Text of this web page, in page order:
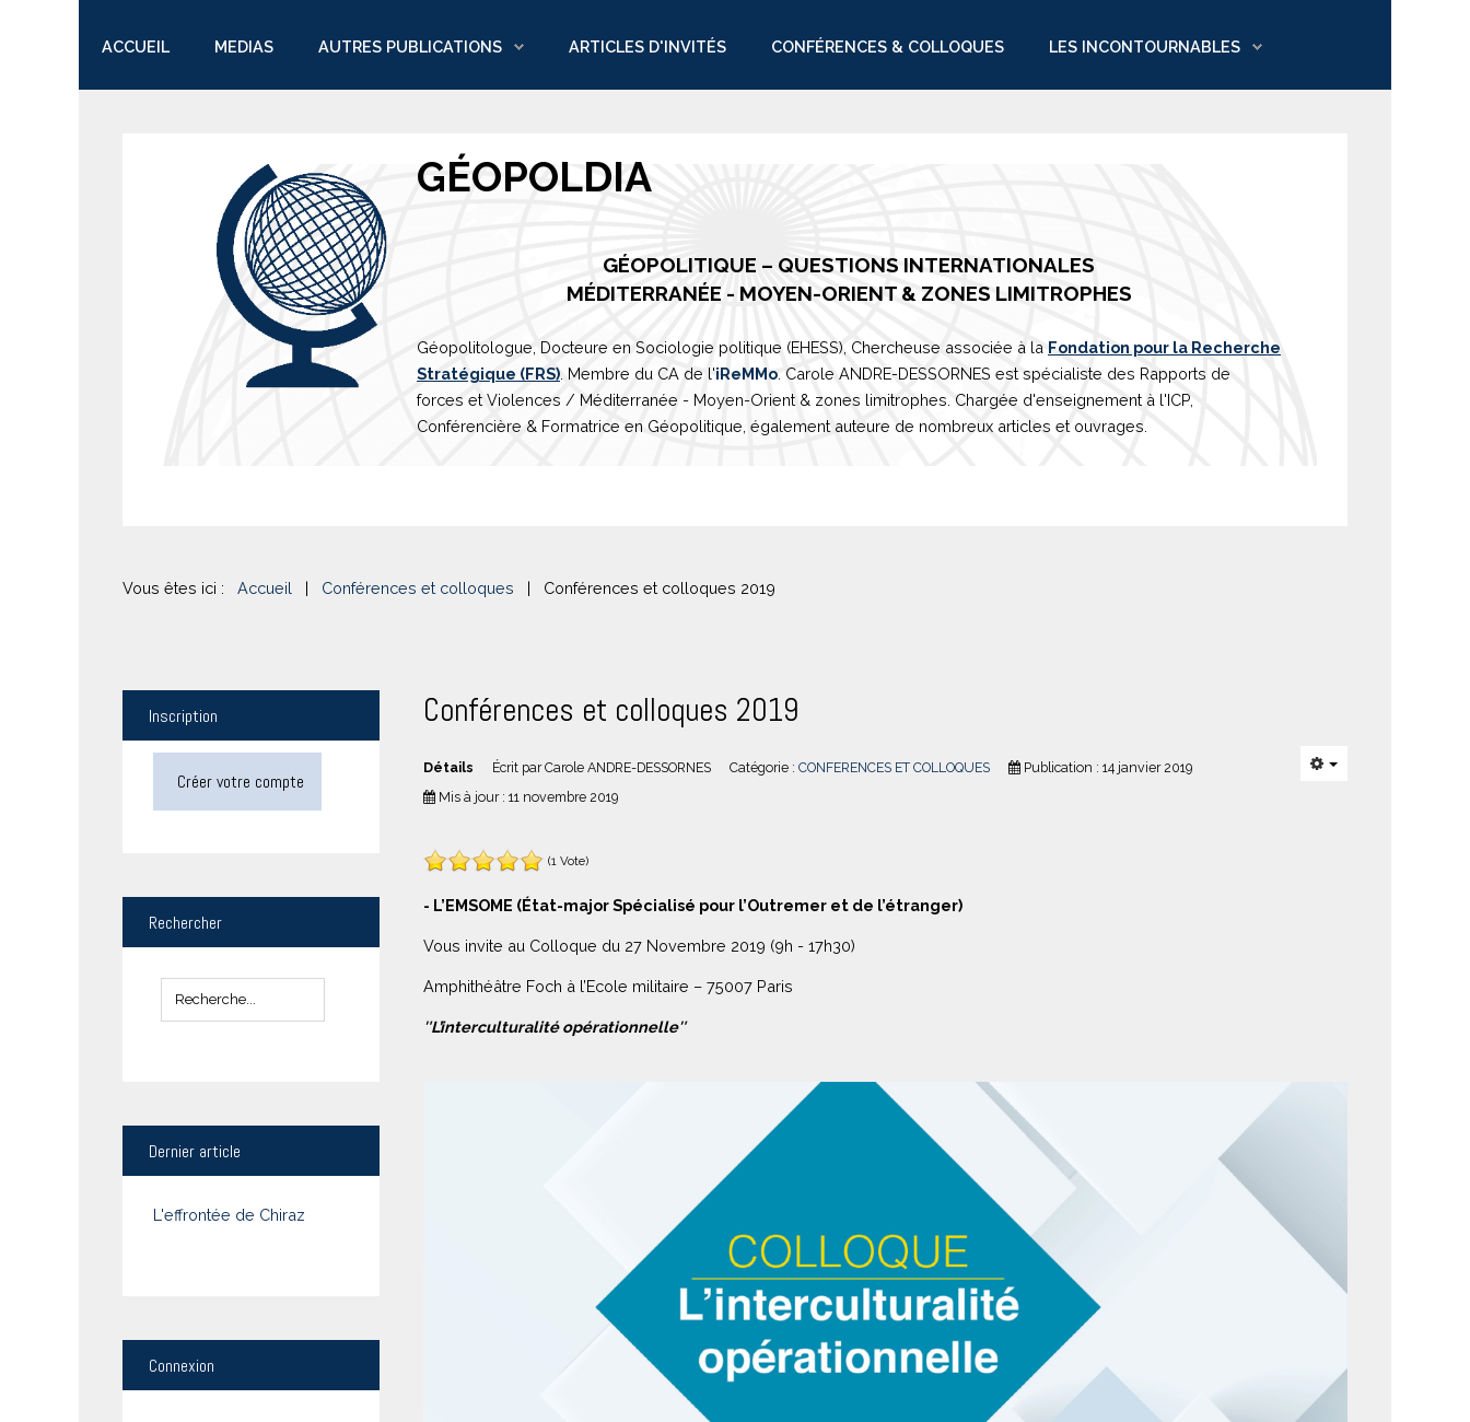
ACCUEIL MEDIAS AUTRES PUBLICATIONS ARTICLES D'INVITÉS CONFÉRENCES & COLLOQUES LES INCONTOURNABLES
GÉOPOLDIA
GÉOPOLITIQUE – QUESTIONS INTERNATIONALES
MÉDITERRANÉE - MOYEN-ORIENT & ZONES LIMITROPHES
Géopolitologue, Docteure en Sociologie politique (EHESS), Chercheuse associée à la Fondation pour la Recherche
Stratégique (FRS) . Membre du CA de l'iReMMo . Carole ANDRE-DESSORNES est spécialiste des Rapports de
forces et Violences / Méditerranée - Moyen-Orient & zones limitrophes. Chargée d'enseignement à l'ICP,
Conférencière & Formatrice en Géopolitique, également auteure de nombreux articles et ouvrages.
Vous êtes ici : Accueil | Conférences et colloques | Conférences et colloques 2019
Conférences et colloques 2019
Détails Écrit parCarole ANDRE-DESSORNES Catégorie : CONFERENCES ET COLLOQUES
Publication : 14 janvier 2019
Mis à jour : 11 novembre 2019
(1 Vote)
- L’EMSOME (État-major Spécialisé pour l’Outremer et de l’étranger)
Vous invite au Colloque du 27 Novembre 2019 (9h - 17h30)
Amphithéâtre Foch à l’Ecole militaire – 75007 Paris
″L’interculturalité opérationnelle″
Inscription
Créer votre compte
Rechercher
Dernier article
L'effrontée de Chiraz
Connexion